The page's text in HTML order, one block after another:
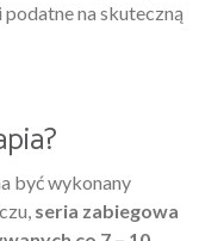
na skuteczną
być wykonany
seria zabiegowa